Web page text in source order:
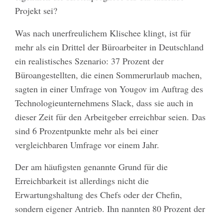
Projekt sei?
Was nach unerfreulichem Klischee klingt, ist für
mehr als ein Drittel der Büroarbeiter in Deutschland
ein realistisches Szenario: 37 Prozent der
Büroangestellten, die einen Sommerurlaub machen,
sagten in einer Umfrage von Yougov im Auftrag des
Technologieunternehmens Slack, dass sie auch in
dieser Zeit für den Arbeitgeber erreichbar seien. Das
sind 6 Prozentpunkte mehr als bei einer
vergleichbaren Umfrage vor einem Jahr.
Der am häufigsten genannte Grund für die
Erreichbarkeit ist allerdings nicht die
Erwartungshaltung des Chefs oder der Chefin,
sondern eigener Antrieb. Ihn nannten 80 Prozent der